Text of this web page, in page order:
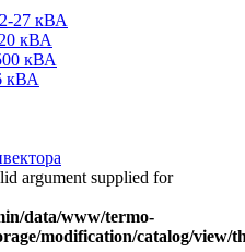
27 кВА
кВА
кВА
кВА
argument supplied for
data/www/termo-
modification/catalog/view/